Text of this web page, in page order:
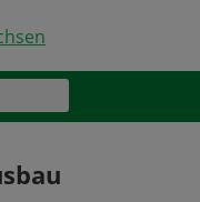
Suchen
nach: